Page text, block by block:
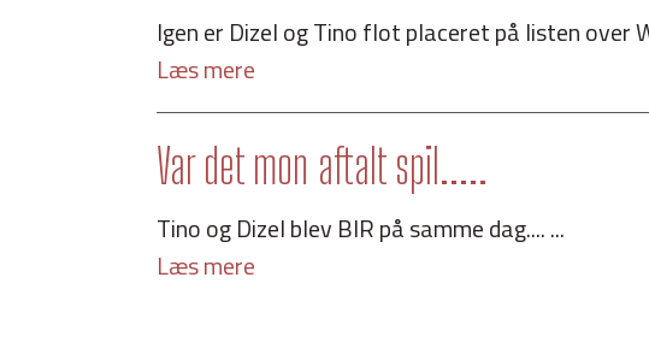
Igen er Dizel og Tino flot placeret på listen over
Læs mere
Var det mon aftalt spil.....
Tino og Dizel blev BIR på samme dag.... ...
Læs mere